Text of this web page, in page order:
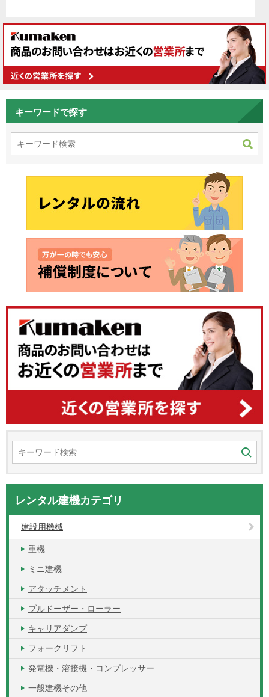
キーワードで探す
レンタル建機カテゴリ
建設用機械
重機
ミニ建機
アタッチメント
ブルドーザー・ローラー
キャリアダンプ
フォークリフト
発電機・溶接機・コンプレッサー
一般建機その他